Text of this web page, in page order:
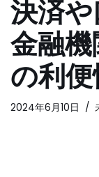
へ
ス
キ
ッ
プ
決済
金融
の利
2024年6月10日